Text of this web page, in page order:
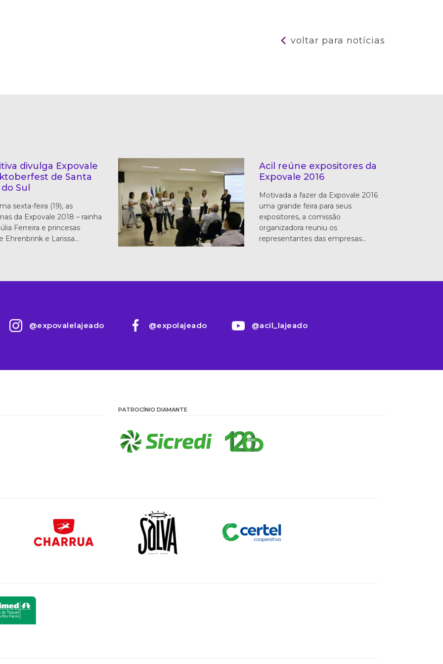
voltar para notícias
divulga Expovale
de Santa
Sul
sexta-feira (19), as
da Expovale 2018 – rainha
Ferreira e princesas
Ehrenbrink e Larissa…
Acil reúne expositores da
Expovale 2016
Motivada a fazer da Expovale 2016
uma grande feira para seus
expositores, a comissão
organizadora reuniu os
representantes das empresas…
@expovalelajeado @expolajeado @acil_lajeado
PATROCÍNIO DIAMANTE